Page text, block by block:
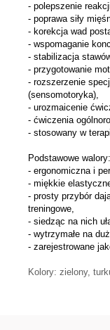
- polepszenie
- poprawa siły
- korekcja wad
- wspomaganie
- stabilizacja
- przygotowanie
- rozszerzenie
(sensomotoryka),
- urozmaicenie
- ćwiczenia
- stosowany w
Podstawowe walory:
- ergonomiczna i
- miękkie
- prosty przybór
treningowe,
- siedząc na nich
- wytrzymałe na
- zarejestrowane
Kolory: zielony,